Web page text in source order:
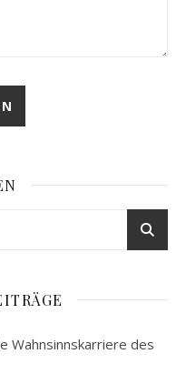
Wahnsinnskarriere des